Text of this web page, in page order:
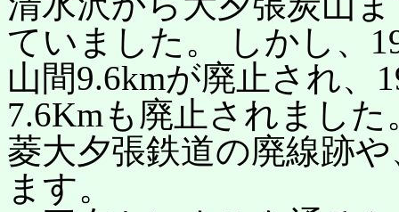
ていました。 しかし、
山間9.6kmが廃止され、
7.6Kmも廃止されまし
菱大夕張鉄道の廃線跡
ます。